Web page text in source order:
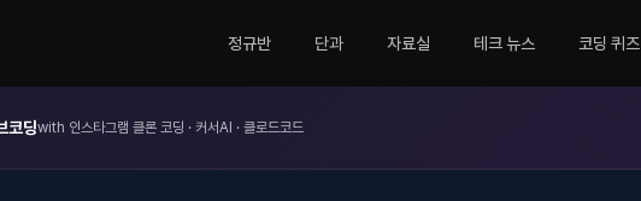
정규반 단과 자료실 테크 뉴스 코딩 퀴즈
코딩with 인스타그램 클론 코딩 · 커서AI · 클로드코드